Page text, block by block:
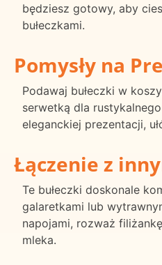
będziesz gotowy, aby
bułeczkami.
Pomysły na
Podawaj bułeczki w
serwetką dla
eleganckiej prezentacji,
Łączenie z
Te bułeczki doskonale
galaretkami lub
napojami, rozważ
mleka.